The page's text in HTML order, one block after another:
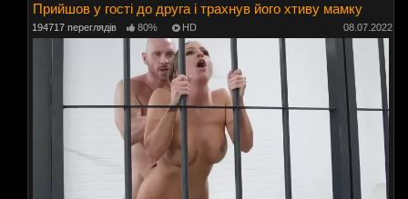
Прийшов у гості до друга і трахнув його хтиву мамку
194717 переглядів 80% HD 08.07.2022